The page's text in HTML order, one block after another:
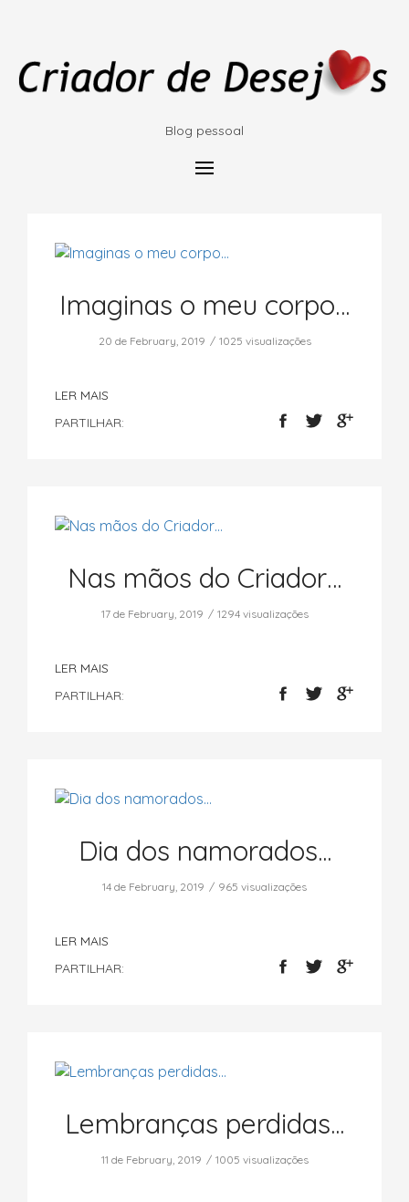
Blog pessoal
Imaginas o meu corpo…
20 de February, 2019 1025 visualizações
LER MAIS
PARTILHAR:
Nas mãos do Criador…
17 de February, 2019 1294 visualizações
LER MAIS
PARTILHAR:
Dia dos namorados...
14 de February, 2019 965 visualizações
LER MAIS
PARTILHAR:
Lembranças perdidas...
11 de February, 2019 1005 visualizações